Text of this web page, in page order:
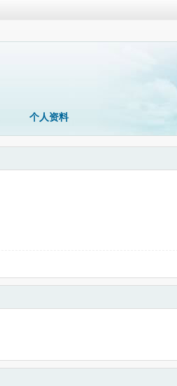
个人资料